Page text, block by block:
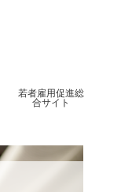
若者雇用促進総
合サイト